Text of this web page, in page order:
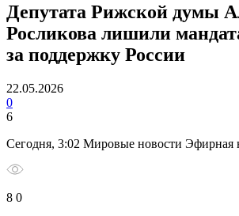
Депутата Рижской думы
Росликова лишили
за поддержку России
22.05.2026
0
6
Сегодня, 3:02 Мировые новости Эфирная
8 0